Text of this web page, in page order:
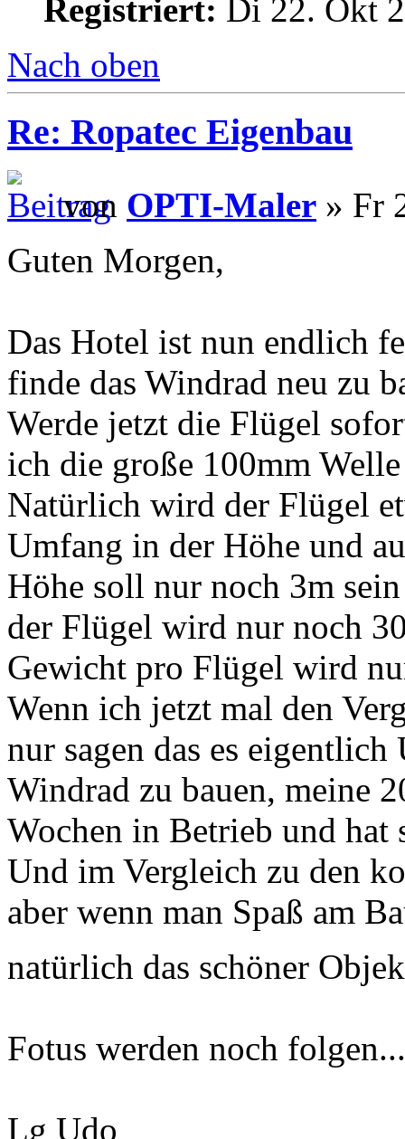
Registriert: Di 22. Okt
Nach oben
Re: Ropatec Eigenbau
von OPTI-Maler » Fr
Guten Morgen,
Das Hotel ist nun endlich
finde das Windrad neu zu
Werde jetzt die Flügel
ich die große 100mm
Natürlich wird der Flügel
Umfang in der Höhe und
Höhe soll nur noch 3m
der Flügel wird nur noch
Gewicht pro Flügel wird
Wenn ich jetzt mal den
nur sagen das es
Windrad zu bauen, meine
Wochen in Betrieb und
Und im Vergleich zu den
aber wenn man Spaß am
natürlich das schöner
Fotus werden noch folgen...
Lg Udo